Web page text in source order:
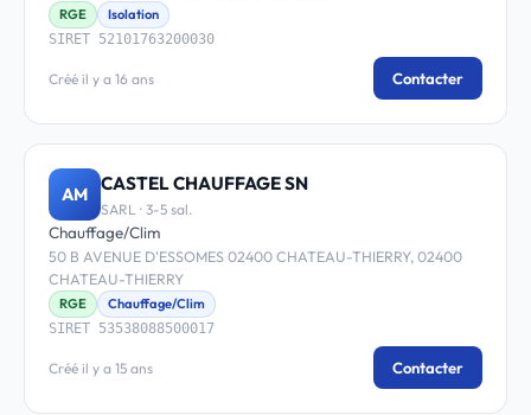
RGE
Isolation
SIRET 52101763200030
Créé il y a 16 ans Contacter
AM CASTEL CHAUFFAGE SN
SARL · 3-5 sal.
Chauffage/Clim
50 B AVENUE D'ESSOMES 02400 CHATEAU-THIERRY, 02400
CHATEAU-THIERRY
RGE
Chauffage/Clim
SIRET 53538088500017
Créé il y a 15 ans Contacter